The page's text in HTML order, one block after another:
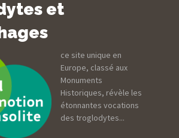
et
ce site unique en
Europe, classé aux
Monuments
Historiques, révèle les
étonnantes vocations
des troglodytes...